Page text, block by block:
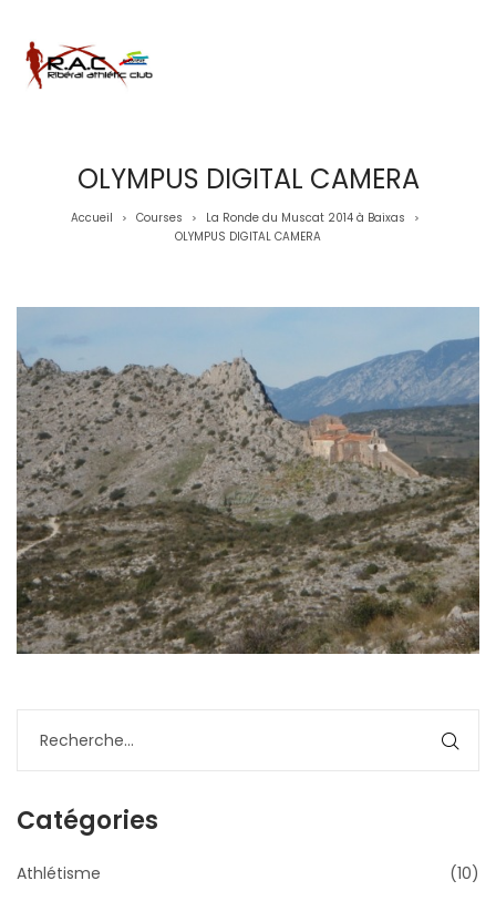
OLYMPUS DIGITAL CAMERA
Accueil > Courses > La Ronde du Muscat 2014 à Baixas >
OLYMPUS DIGITAL CAMERA
Catégories
Athlétisme
(10)